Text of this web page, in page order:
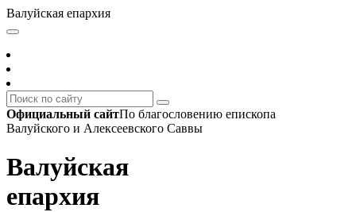
Валуйская епархия
Официальный сайтПо благословению епископа
Валуйского и Алексеевского Саввы
Валуйская
епархия